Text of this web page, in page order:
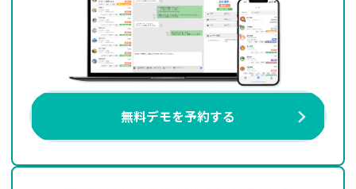
無料デモを予約する